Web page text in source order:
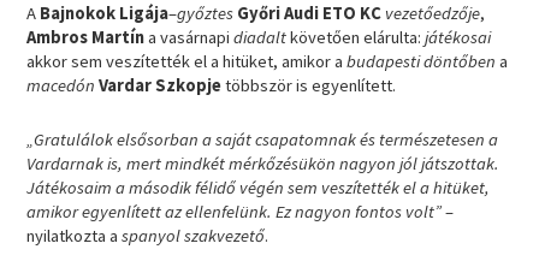
A Bajnokok Ligája–győztes Győri Audi ETO KC vezetőedzője,
Ambros Martína vasárnapidiadaltkövetően elárulta:játékosai
akkor sem veszítették el a hitüket, amikor abudapesti döntőben a
macedón Vardar Szkopjetöbbször is egyenlített.
„Gratulálok elsősorban a saját csapatomnak és természetesen a
Vardarnak is, mert mindkét mérkőzésükön nagyon jól játszottak.
Játékosaim a második félidő végén sem veszítették el a hitüket,
amikor egyenlített az ellenfelünk. Ez nagyon fontos volt”–
nyilatkozta aspanyol szakvezető.